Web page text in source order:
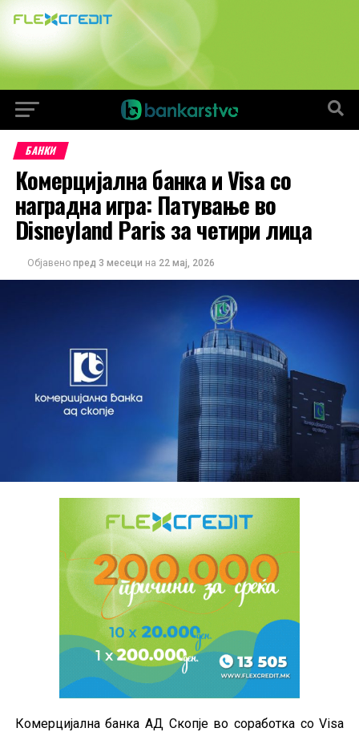
БАНКИ
Комерцијална банка и Visa со
наградна игра: Патување во
Disneyland Paris за четири лица
Објавено пред 3 месеци на 22 мај, 2026
Комерцијална банка АД Скопје во соработка со Visa